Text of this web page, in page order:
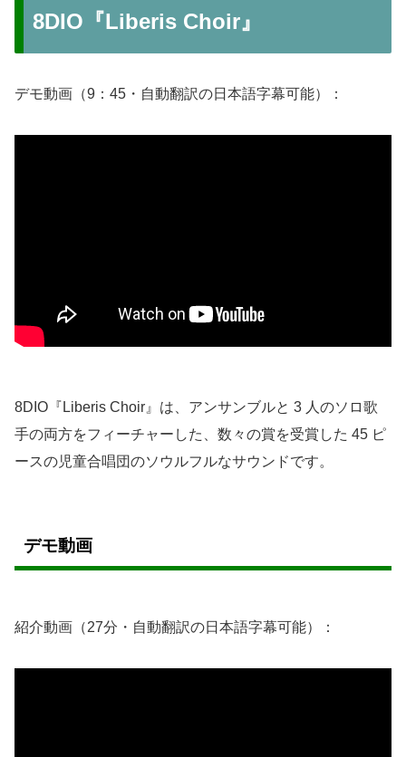
8DIO『Liberis Choir』
デモ動画（9：45・自動翻訳の日本語字幕可能）：
8DIO『Liberis Choir』は、アンサンブルと 3 人のソロ歌
手の両方をフィーチャーした、数々の賞を受賞した 45 ピ
ースの児童合唱団のソウルフルなサウンドです。
デモ動画
紹介動画（27分・自動翻訳の日本語字幕可能）：